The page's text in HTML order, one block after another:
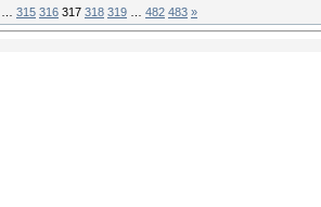
315 316 317 318 319 482 483 »